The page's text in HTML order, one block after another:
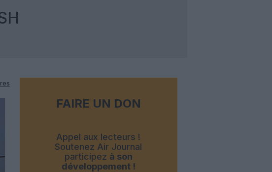
FAIRE UN DON
Appel aux lecteurs !
Soutenez Air Journal
participez à son
développement !